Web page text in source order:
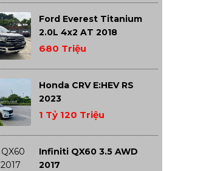
Ford Everest Titanium
2.0L 4x2 AT 2018
680 Triệu
Honda CRV E:HEV RS
2023
1 Tỷ 120 Triệu
Infiniti QX60 3.5 AWD
2017